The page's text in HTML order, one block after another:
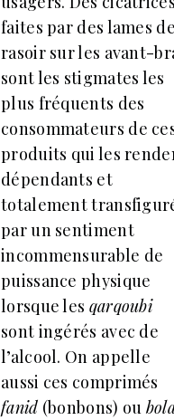
faites par des lames de
rasoir sur les avant-
sont les stigmates les
plus fréquents des
consommateurs de
produits qui les
dépendants et
totalement
par un sentiment
incommensurable de
puissance physique
lorsque les qarqoubi
sont ingérés avec de
l’alcool. On appelle
aussi ces comprimés
fanid (bonbons) ou